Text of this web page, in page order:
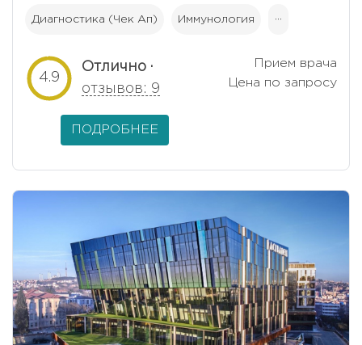
Диагностика (Чек Ап) Иммунология ···
4.9
Отлично ·
отзывов: 9
Прием врача
Цена по запросу
ПОДРОБНЕЕ